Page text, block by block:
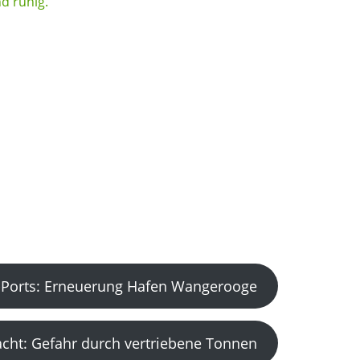
Erneuerung Hafen Wangerooge
Gefahr durch vertriebene Tonnen